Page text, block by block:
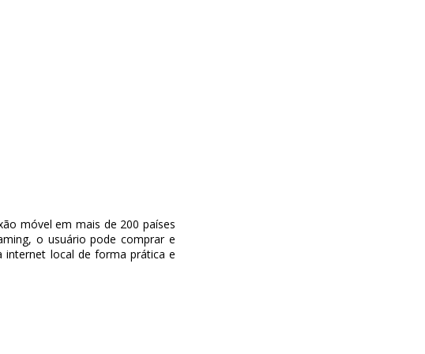
móvel em mais de 200 países
o usuário pode comprar e
internet local de forma prática e